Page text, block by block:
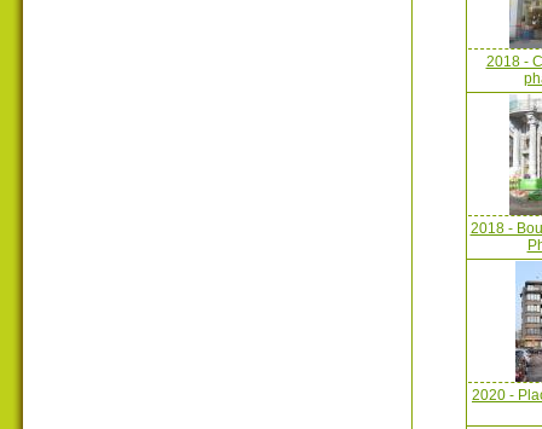
2018 -
2018 -
2020 -